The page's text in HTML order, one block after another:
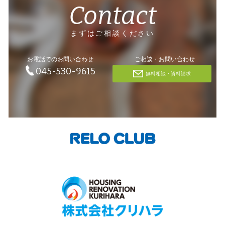
Contact
まずはご相談ください
お電話でのお問い合わせ
045-530-9615
ご相談・お問い合わせ
無料相談・資料請求